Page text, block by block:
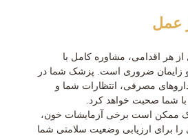
عمل
از هر اقدامی، مشاوره کامل با
ضروری است. پزشک شما در
مصرفی، انتظارات شما و
شما صحبت خواهد کرد.
ممکن است برخی آزمایشات خون،
را برای ارزیابی وضعیت سلامتی شما